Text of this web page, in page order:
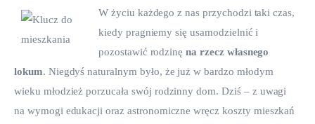
Lifestyle
Porady
Kontakt
W życiu każdego z nas przychodzi taki czas,
kiedy pragniemy się usamodzielnić i
pozostawić rodzinę na rzecz własnego
lokum. Niegdyś naturalnym było, że już w bardzo młodym
wieku młodzież porzucała swój rodzinny dom. Dziś – z uwagi
na wymogi edukacji oraz astronomiczne wręcz koszty mieszkań